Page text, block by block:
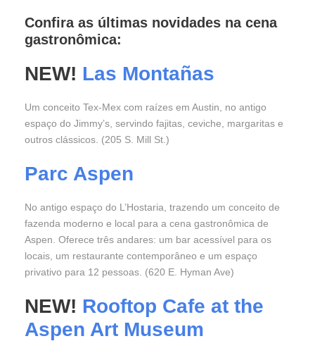
Confira as últimas novidades na cena
gastronômica:
NEW! Las Montañas
Um conceito Tex-Mex com raízes em Austin, no antigo
espaço do Jimmy’s, servindo fajitas, ceviche, margaritas e
outros clássicos. (205 S. Mill St.)
Parc Aspen
No antigo espaço do L’Hostaria, trazendo um conceito de
fazenda moderno e local para a cena gastronômica de
Aspen. Oferece três andares: um bar acessível para os
locais, um restaurante contemporâneo e um espaço
privativo para 12 pessoas. (620 E. Hyman Ave)
NEW! Rooftop Cafe at the
Aspen Art Museum